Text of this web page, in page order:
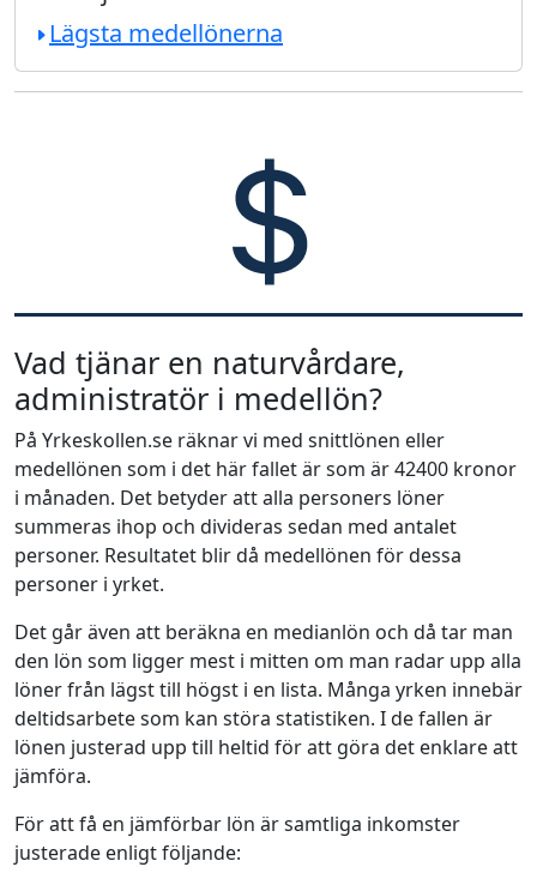
Lägsta medellönerna
Vad tjänar en naturvårdare,
administratör i medellön?
På Yrkeskollen.se räknar vi med snittlönen eller
medellönen som i det här fallet är som är 42400 kronor
i månaden. Det betyder att alla personers löner
summeras ihop och divideras sedan med antalet
personer. Resultatet blir då medellönen för dessa
personer i yrket.
Det går även att beräkna en medianlön och då tar man
den lön som ligger mest i mitten om man radar upp alla
löner från lägst till högst i en lista. Många yrken innebär
deltidsarbete som kan störa statistiken. I de fallen är
lönen justerad upp till heltid för att göra det enklare att
jämföra.
För att få en jämförbar lön är samtliga inkomster
justerade enligt följande: